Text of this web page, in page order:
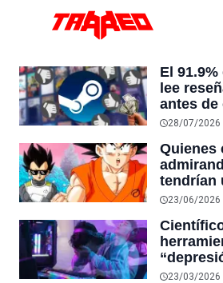
El
lee
antes de
51.1%
peor,
estudio
28/07/2026
Quienes
tendrían
más
23/06/2026
ese
23/03/2026